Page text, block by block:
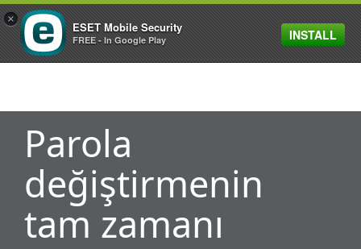
MENU
Parola
değiştirmenin
tam zamanı
×
ESET Mobile Security
FREE - In Google Play INSTALL